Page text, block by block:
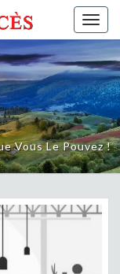
Vous Le Pouvez !